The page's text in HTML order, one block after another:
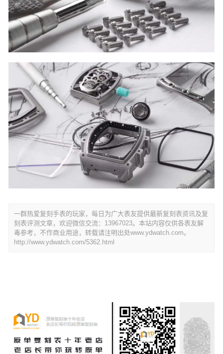
一群热爱复刻手表的玩家，每日为广大表友提供最新复刻表资讯及复
刻表评测文章，欢迎微信交流：13967023。本站内容仅供各表友解
毒参考，不作商业用途，转载请注明出处www.ydwatch.com。
http://www.ydwatch.com/5362.html